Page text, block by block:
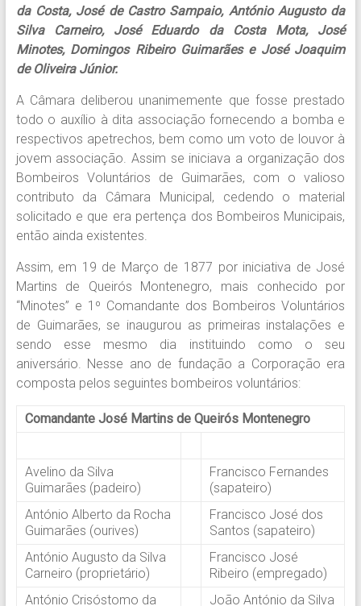
da Costa, José de Castro Sampaio, António Augusto da
Silva Carneiro, José Eduardo da Costa Mota, José
Minotes, Domingos Ribeiro Guimarães e José Joaquim
de Oliveira Júnior.
A Câmara deliberou unanimemente que fosse prestado
todo o auxílio à dita associação fornecendo a bomba e
respectivos apetrechos, bem como um voto de louvor à
jovem associação. Assim se iniciava a organização dos
Bombeiros Voluntários de Guimarães, com o valioso
contributo da Câmara Municipal, cedendo o material
solicitado e que era pertença dos Bombeiros Municipais,
então ainda existentes.
Assim, em 19 de Março de 1877 por iniciativa de José
Martins de Queirós Montenegro, mais conhecido por
“Minotes” e 1º Comandante dos Bombeiros Voluntários
de Guimarães, se inaugurou as primeiras instalações e
sendo esse mesmo dia instituindo como o seu
aniversário. Nesse ano de fundação a Corporação era
composta pelos seguintes bombeiros voluntários:
Comandante José Martins de Queirós Montenegro
Avelino da Silva
Guimarães (padeiro)
Francisco Fernandes
(sapateiro)
António Alberto da Rocha
Guimarães (ourives)
Francisco José dos
Santos (sapateiro)
António Augusto da Silva
Carneiro (proprietário)
Francisco José
Ribeiro (empregado)
António Crisóstomo da
João António da Silva